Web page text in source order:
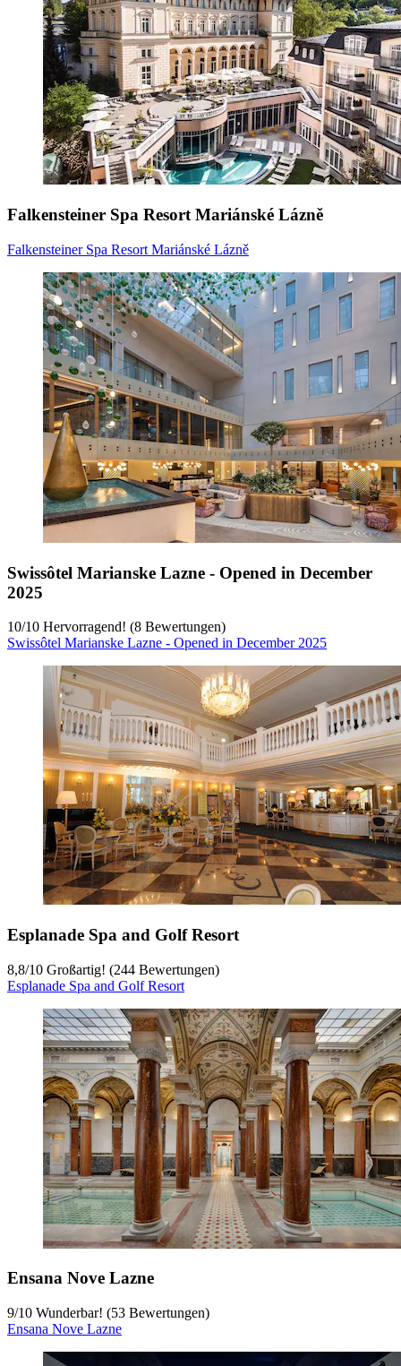
Falkensteiner Spa Resort Mariánské Lázně
Falkensteiner Spa Resort Mariánské Lázně
Swissôtel Marianske Lazne - Opened in December
2025
10/10 Hervorragend! (8 Bewertungen)
Swissôtel Marianske Lazne - Opened in December 2025
Esplanade Spa and Golf Resort
8,8/10 Großartig! (244 Bewertungen)
Esplanade Spa and Golf Resort
Ensana Nove Lazne
9/10 Wunderbar! (53 Bewertungen)
Ensana Nove Lazne